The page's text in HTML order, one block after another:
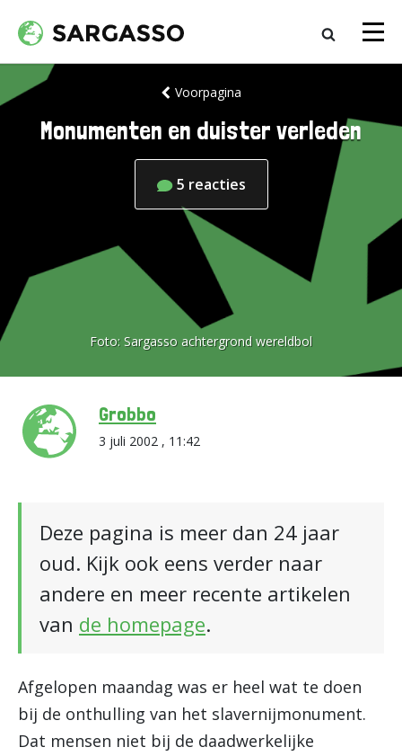
Voorpagina
Monumenten en duister verleden
5 reacties
Foto: Sargasso achtergrond wereldbol
Grobbo
3 juli 2002 , 11:42
Deze pagina is meer dan 24 jaar
oud. Kijk ook eens verder naar
andere en meer recente artikelen
van de homepage.
Afgelopen maandag was er heel wat te doen
bij de onthulling van het slavernijmonument.
Dat mensen niet bij de daadwerkelijke